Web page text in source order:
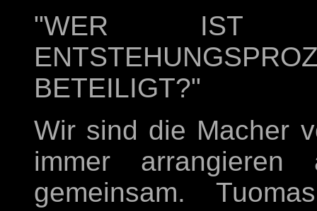
"WER IST
BETEILIGT?"
Wir sind die Macher
immer
gemeinsam.